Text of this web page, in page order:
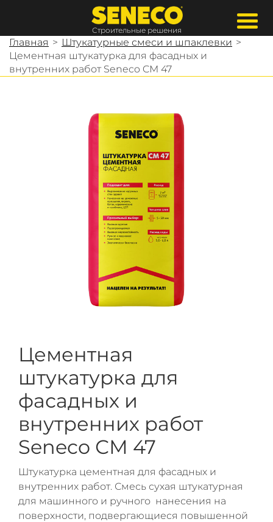
Строительные решения
Главная > Штукатурные смеси и шпаклевки >
Цементная штукатурка для фасадных и
внутренних работ Seneco CM 47
Цементная
штукатурка для
фасадных и
внутренних работ
Seneco СМ 47
Штукатурка цементная для фасадных и
внутренних работ. Смесь сухая штукатурная
для машинного и ручного нанесения на
поверхности, подвергающиеся повышенной